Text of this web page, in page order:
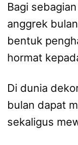
Bagi
anggrek
bentuk
hormat
Di dunia
bulan dapat
sekaligus